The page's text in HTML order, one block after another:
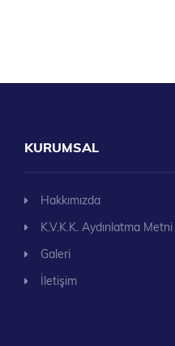
KURUMSAL
Hakkımızda
K.V.K.K. Aydınlatma Metni
Galeri
İletişim